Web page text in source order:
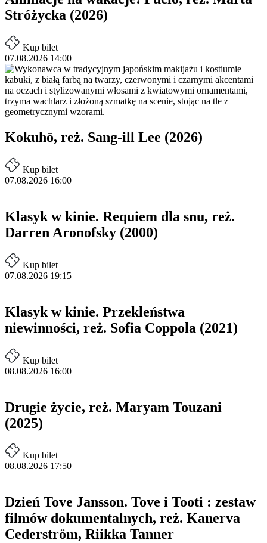
Stróżycka (2026)
Kup bilet
07.08.2026 14:00
Kokuhō, reż. Sang-ill Lee (2026)
Kup bilet
07.08.2026 16:00
Klasyk w kinie. Requiem dla snu, reż.
Darren Aronofsky (2000)
Kup bilet
07.08.2026 19:15
Klasyk w kinie. Przekleństwa
niewinności, reż. Sofia Coppola (2021)
Kup bilet
08.08.2026 16:00
Drugie życie, reż. Maryam Touzani
(2025)
Kup bilet
08.08.2026 17:50
Dzień Tove Jansson. Tove i Tooti : zestaw
filmów dokumentalnych, reż. Kanerva
Cederström, Riikka Tanner